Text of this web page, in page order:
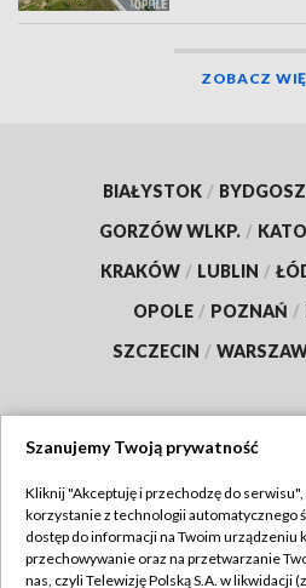
ZOBACZ
BIAŁYSTOK /
GORZÓW WLKP. /
KRAKÓW / LUBLIN /
OPOLE / POZNAŃ /
SZCZECIN /
TVP
Abonament TVP
Szanujemy Twoją prywatność
Kliknij "Akceptuję i przechodzę do serwisu",
korzystanie z technologii automatycznego
dostęp do informacji na Twoim urządzeniu
przechowywanie oraz na przetwarzanie
nas, czyli Telewizję Polską S.A. w likwidacji